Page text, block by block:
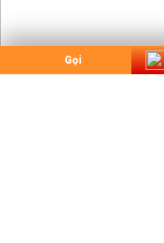
Gọi